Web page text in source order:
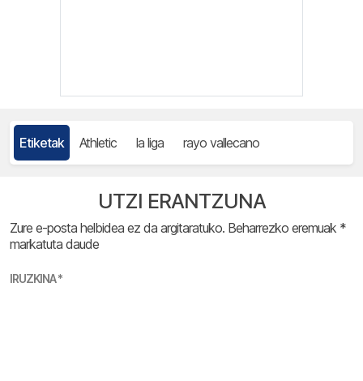
Etiketak Athletic la liga rayo vallecano
UTZI ERANTZUNA
Zure e-posta helbidea ez da argitaratuko. Beharrezko eremuak *
markatuta daude
IRUZKINA*